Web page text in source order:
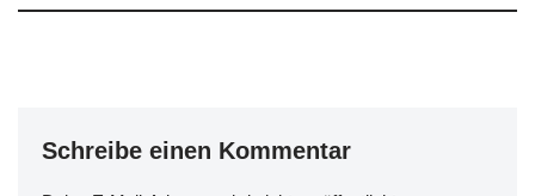
Schreibe einen Kommentar